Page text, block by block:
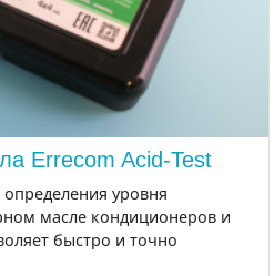
Errecom Acid-Test
уровня
масле кондиционеров и
быстро и точно